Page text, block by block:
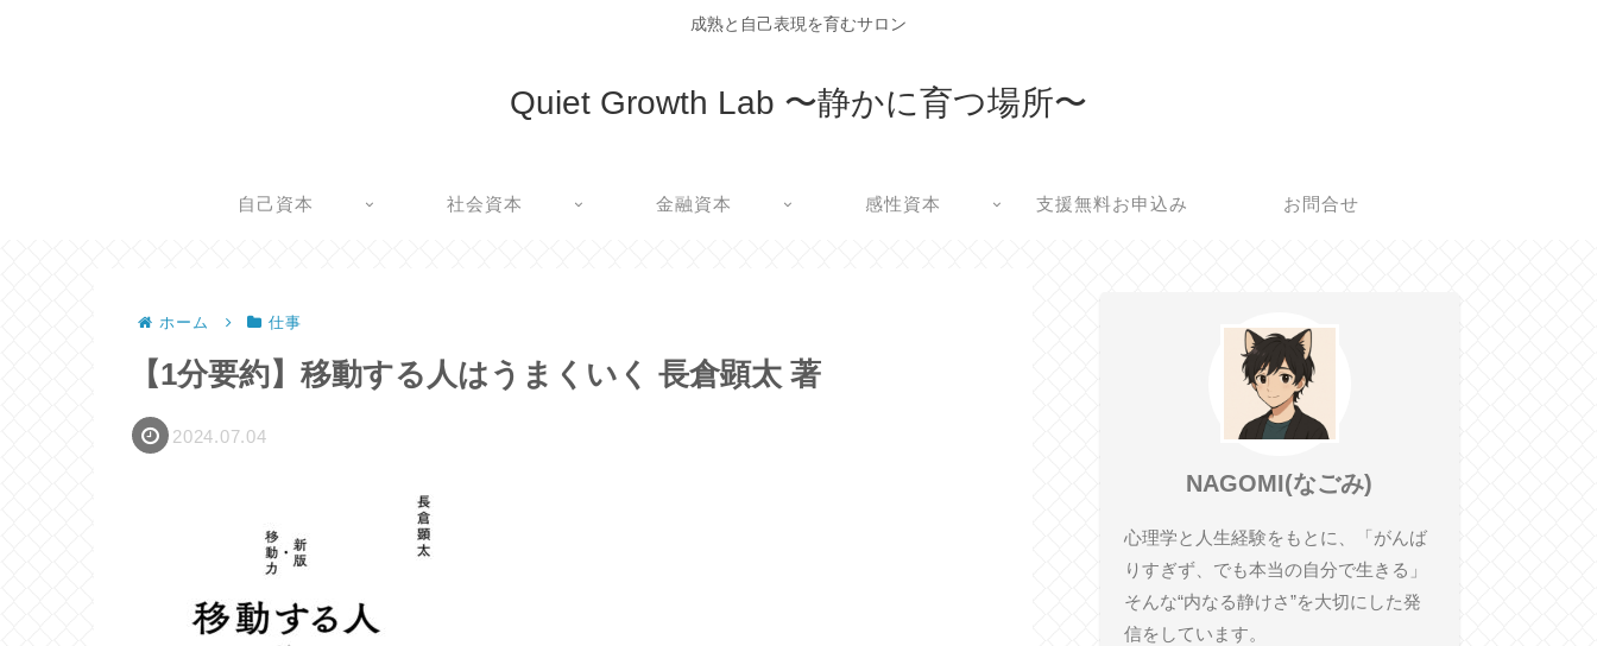
成熟と自己表現を育むサロン
Quiet Growth Lab 〜静かに育つ場所〜
自己資本 社会資本 金融資本 感性資本 支援無料お申込み お問合せ
ホーム 仕事
【1分要約】移動する人はうまくいく 長倉顕太 著
2024.07.04
NAGOMI(なごみ)
心理学と人生経験をもとに、「がんば
りすぎず、でも本当の自分で生きる」
そんな“内なる静けさ”を大切にした発
信をしています。